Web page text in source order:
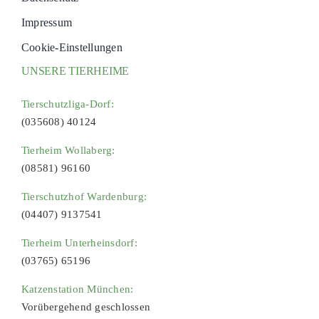
Impressum
Cookie-Einstellungen
UNSERE TIERHEIME
Tierschutzliga-Dorf:
(035608) 40124
Tierheim Wollaberg:
(08581) 96160
Tierschutzhof Wardenburg:
(04407) 9137541
Tierheim Unterheinsdorf:
(03765) 65196
Katzenstation München:
Vorübergehend geschlossen